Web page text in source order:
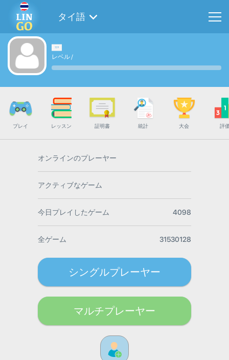
タイ語
レベル/
プレイ レッスン 証明書 統計 大会 評
オンラインのプレーヤー
アクティブなゲーム
今日プレイしたゲーム 4098
全ゲーム 31530128
シングルプレーヤー
マルチプレーヤー